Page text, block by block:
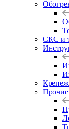
СКС и
Крепеж
Прочие